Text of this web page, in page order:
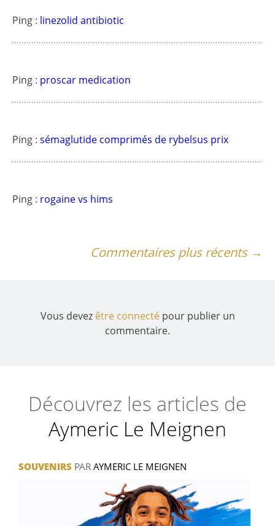
Ping : linezolid antibiotic
Ping : proscar medication
Ping : sémaglutide comprimés de rybelsus prix
Ping : rogaine vs hims
NavigationCommentaires plus récents →
Vous devez être connectépour publier un
commentaire.
Découvrez les articles de
Aymeric Le Meignen
SOUVENIRS PAR AYMERIC LE MEIGNEN